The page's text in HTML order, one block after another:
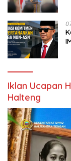
Iklan Ucapan
Halteng